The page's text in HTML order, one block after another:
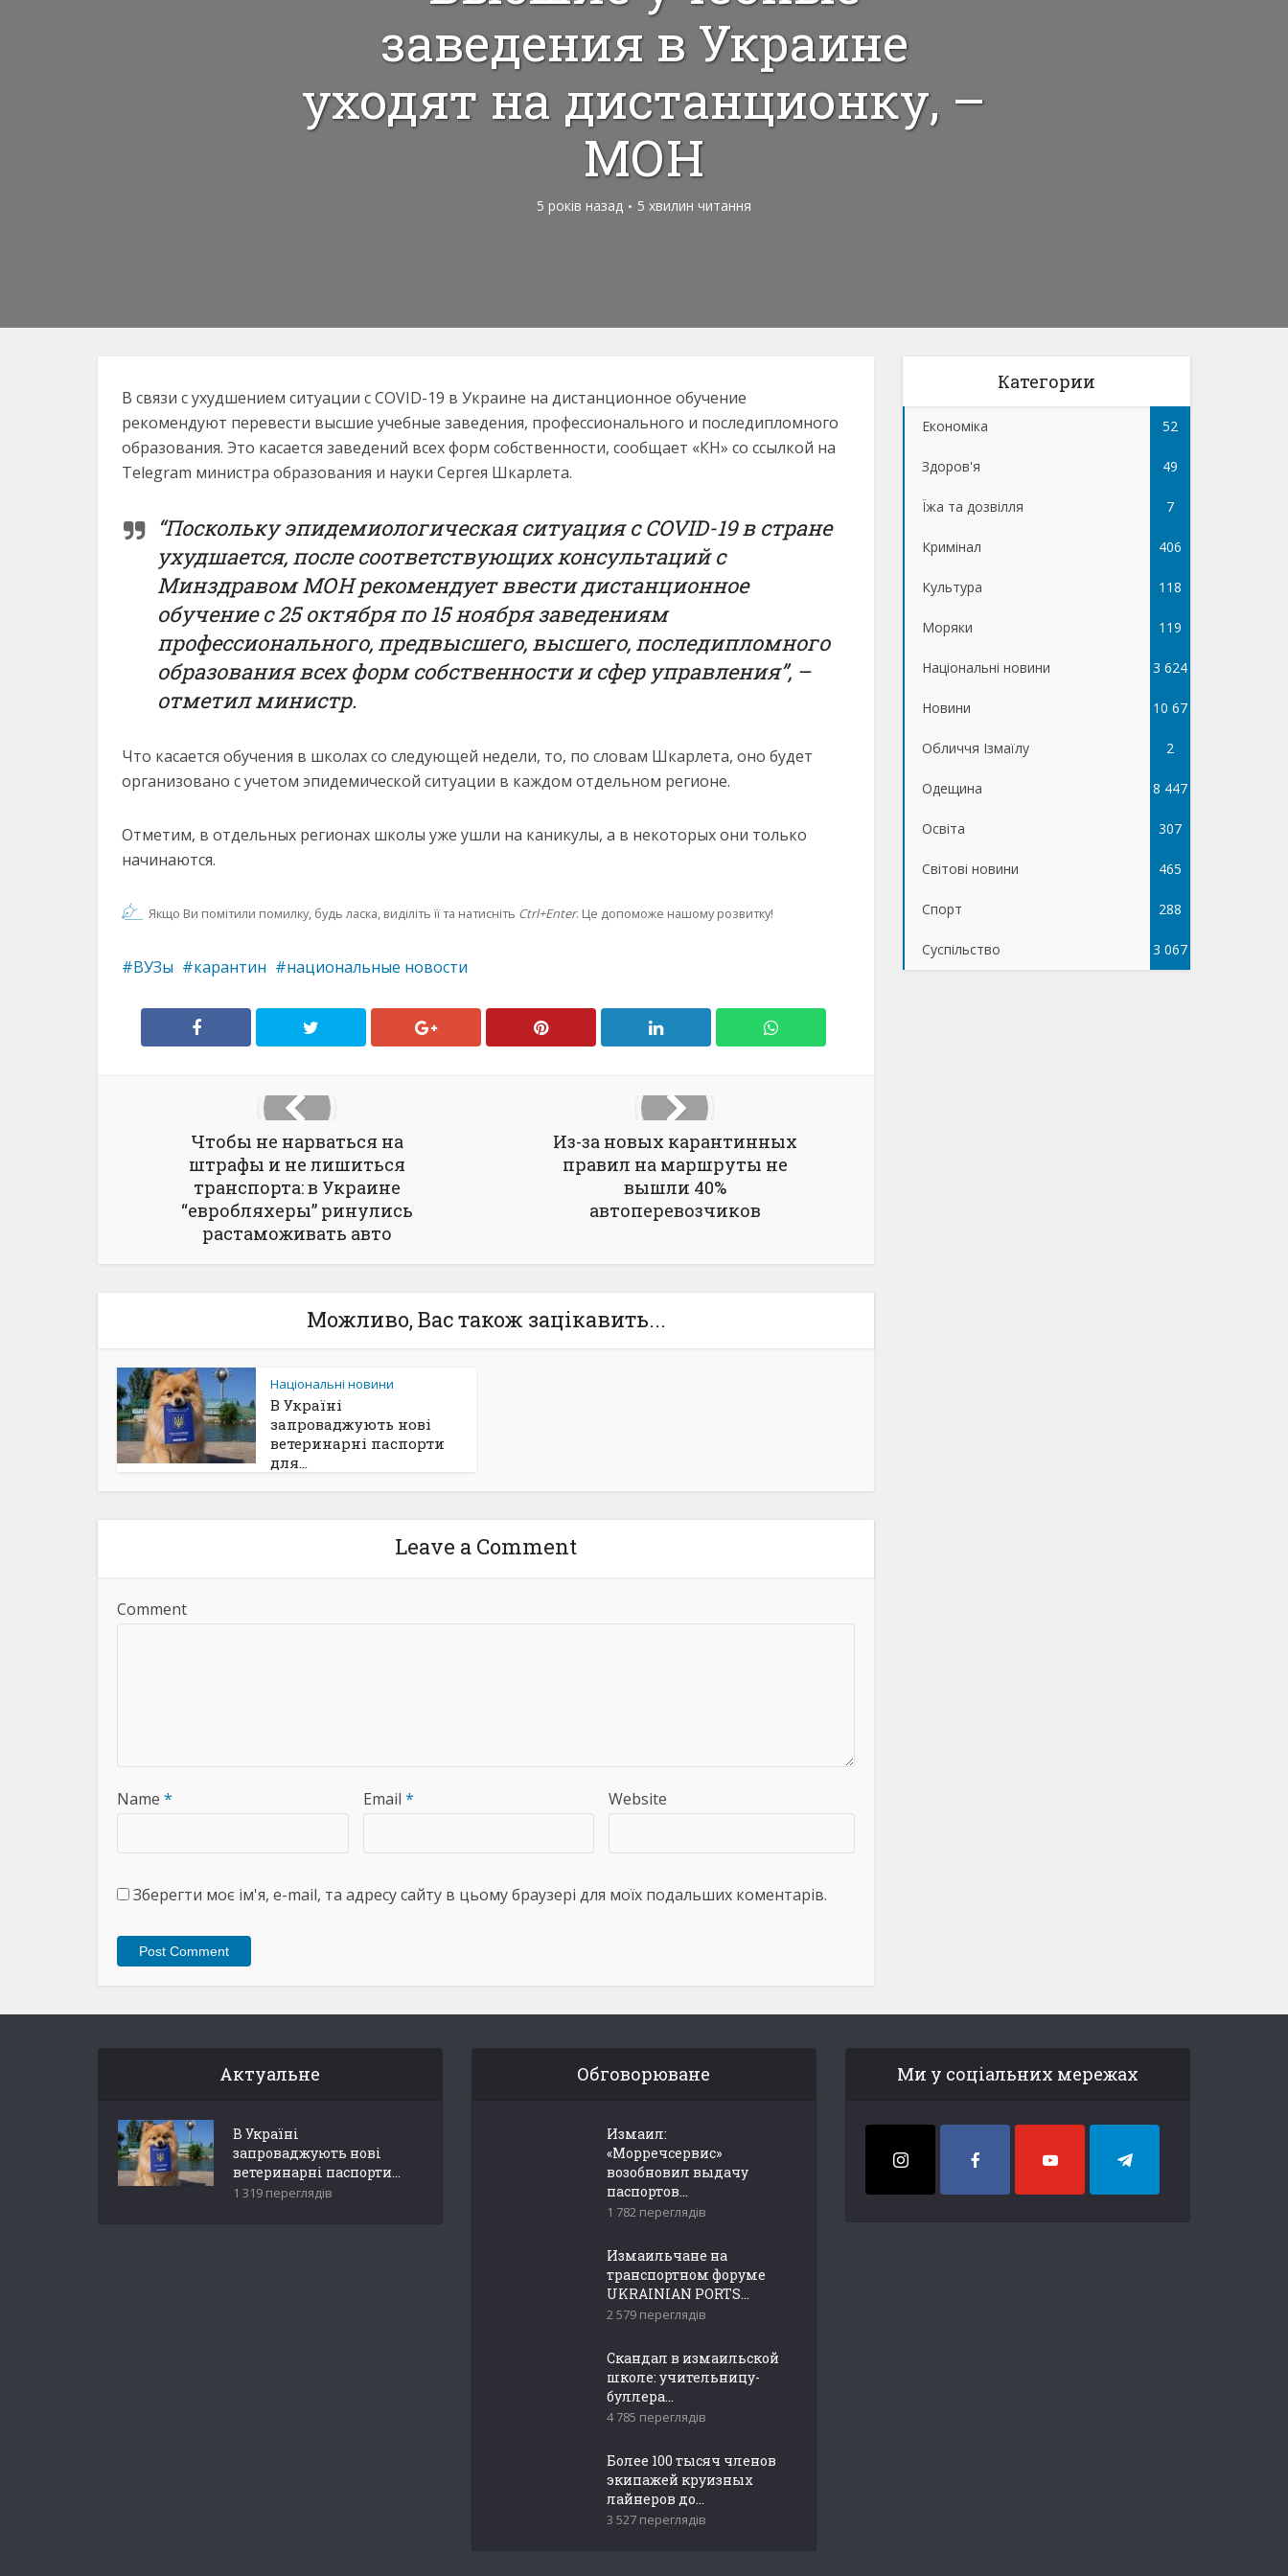
заведения в Украине
уходят на дистанционку, –
МОН
5 років назад 5 хвилин читання
В связи с ухудшением ситуации с COVID-19 в Украине на дистанционное обучение
рекомендуют перевести высшие учебные заведения, профессионального и последипломного
образования. Это касается заведений всех форм собственности, сообщает «КН» со ссылкой на
Telegram министра образования и науки Сергея Шкарлета.
“Поскольку эпидемиологическая ситуация с COVID-19 в стране
ухудшается, после соответствующих консультаций с
Минздравом МОН рекомендует ввести дистанционное
обучение с 25 октября по 15 ноября заведениям
профессионального, предвысшего, высшего, последипломного
образования всех форм собственности и сфер управления”, –
отметил министр.
Что касается обучения в школах со следующей недели, то, по словам Шкарлета, оно будет
организовано с учетом эпидемической ситуации в каждом отдельном регионе.
Отметим, в отдельных регионах школы уже ушли на каникулы, а в некоторых они только
начинаются.
Якщо Ви помітили помилку, будь ласка, виділіть її та натисніть Ctrl+Enter. Це допоможе нашому розвитку!
ВУЗы карантин национальные новости
Чтобы не нарваться на
штрафы и не лишиться
транспорта: в Украине
“евробляхеры” ринулись
растаможивать авто
Из-за новых карантинных
правил на маршруты не
вышли 40%
автоперевозчиков
Можливо, Вас також зацікавить...
Національні новини
В Україні
запроваджують нові
ветеринарні паспорти
для...
Leave a Comment
Comment
Name * Email * Website
Зберегти моє ім'я, e-mail, та адресу сайту в цьому браузері для моїх подальших коментарів.
Категории
Економіка 52
Здоров'я 49
Їжа та дозвілля 7
Кримінал 406
Культура 118
Моряки 119
Національні новини 3 624
Новини 10 67
5
Обличчя Ізмаїлу 2
Одещина 8 447
Освіта 307
Світові новини 465
Спорт 288
Суспільство 3 067
Актуальне
В Україні
запроваджують нові
ветеринарні паспорти...
1 319 переглядів
Обговорюване
Измаил:
«Морречсервис»
возобновил выдачу
паспортов...
1 782 переглядів
Измаильчане на
транспортном форуме
UKRAINIAN PORTS...
2 579 переглядів
Скандал в измаильской
школе: учительницу-
буллера...
4 785 переглядів
Более 100 тысяч членов
экипажей круизных
лайнеров до...
3 527 переглядів
Ми у соціальних мережах